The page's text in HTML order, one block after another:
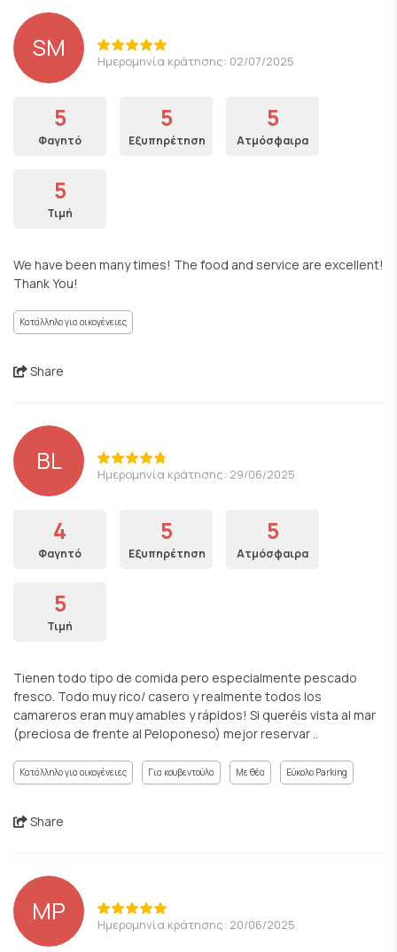
SM Ημερομηνία κράτησης: 02/07/2025
5
Φαγητό
5
Εξυπηρέτηση
5
Ατμόσφαιρα
5
Τιμή
We have been many times! The food and service are excellent!
Thank You!
Κατάλληλο για οικογένειες
Share
BL Ημερομηνία κράτησης: 29/06/2025
4
Φαγητό
5
Εξυπηρέτηση
5
Ατμόσφαιρα
5
Τιμή
Tienen todo tipo de comida pero especialmente pescado
fresco. Todo muy rico/ casero y realmente todos los
camareros eran muy amables y rápidos! Si queréis vista al mar
(preciosa de frente al Peloponeso) mejor reservar ..
Κατάλληλο για οικογένειες Για κουβεντούλα Με θέα Εύκολο Parking
Share
MP Ημερομηνία κράτησης: 20/06/2025